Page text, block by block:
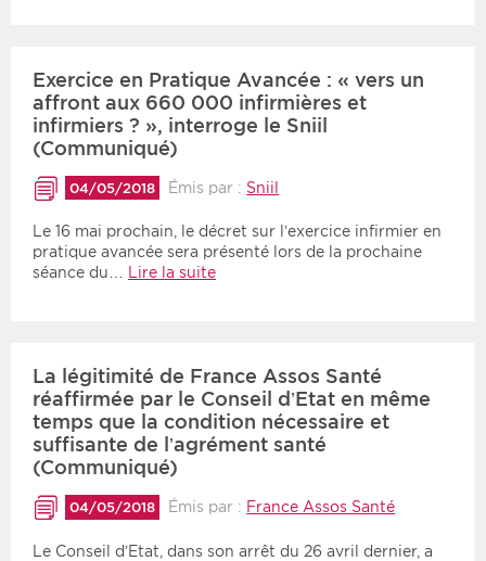
Exercice en Pratique Avancée : « vers un
affront aux 660 000 infirmières et
infirmiers ? », interroge le Sniil
(Communiqué)
04/05/2018 Émis par : Sniil
Le 16 mai prochain, le décret sur l’exercice infirmier en
pratique avancée sera présenté lors de la prochaine
séance du… Lire la suite
La légitimité de France Assos Santé
réaffirmée par le Conseil d’Etat en même
temps que la condition nécessaire et
suffisante de l’agrément santé
(Communiqué)
04/05/2018 Émis par : France Assos Santé
Le Conseil d’Etat, dans son arrêt du 26 avril dernier, a